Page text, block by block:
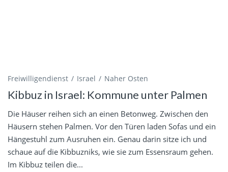
Freiwilligendienst Israel Naher Osten
Kibbuz in Israel: Kommune unter Palmen
Die Häuser reihen sich an einen Betonweg. Zwischen den
Häusern stehen Palmen. Vor den Türen laden Sofas und ein
Hängestuhl zum Ausruhen ein. Genau darin sitze ich und
schaue auf die Kibbuzniks, wie sie zum Essensraum gehen.
Im Kibbuz teilen die...